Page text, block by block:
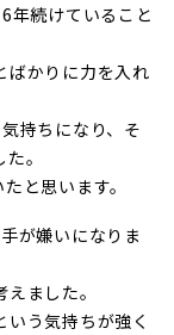
年続けていること
ばかりに力を入れ
持ちになり、そ
。
と思います。
が嫌いになりま
ました。
う気持ちが強く